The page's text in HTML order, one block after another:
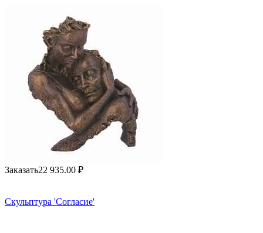
Заказать22 935.00 ₽
Скульптура 'Согласие'